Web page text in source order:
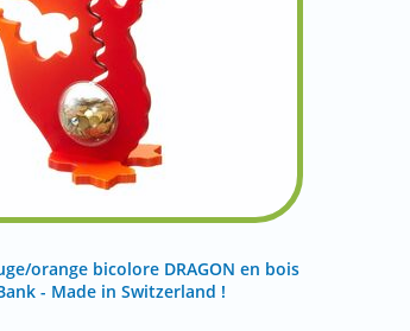
orange bicolore DRAGON en bois
- Made in Switzerland !